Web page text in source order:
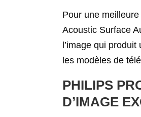
Pour une
Acoustic Surface
l’image qui
les modèles de
PHILIPS
D’IMAGE